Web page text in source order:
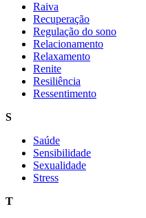
Raiva
Recuperação
Regulação do sono
Relacionamento
Relaxamento
Renite
Resiliência
Ressentimento
S
Saúde
Sensibilidade
Sexualidade
Stress
T